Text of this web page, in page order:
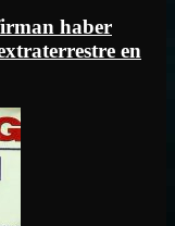
haber
en